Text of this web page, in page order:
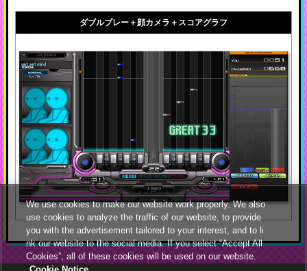
ダブルプレー＋顔カメラ＋スコアグラフ
We use cookies to make our website work properly. We also
use cookies to analyze the traffic of our website, to provide
you with the advertisement tailored to your interest, and to li
nk our website to the social media. If you select “Accept All
Cookies”, all of these cookies will be used on our website.